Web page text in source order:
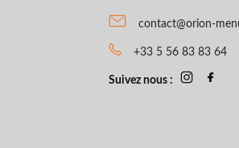
contact@orion-
+33 5 56 83 83 64
Suivez nous :